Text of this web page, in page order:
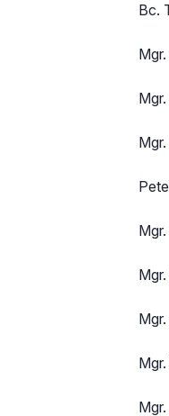
Bc.